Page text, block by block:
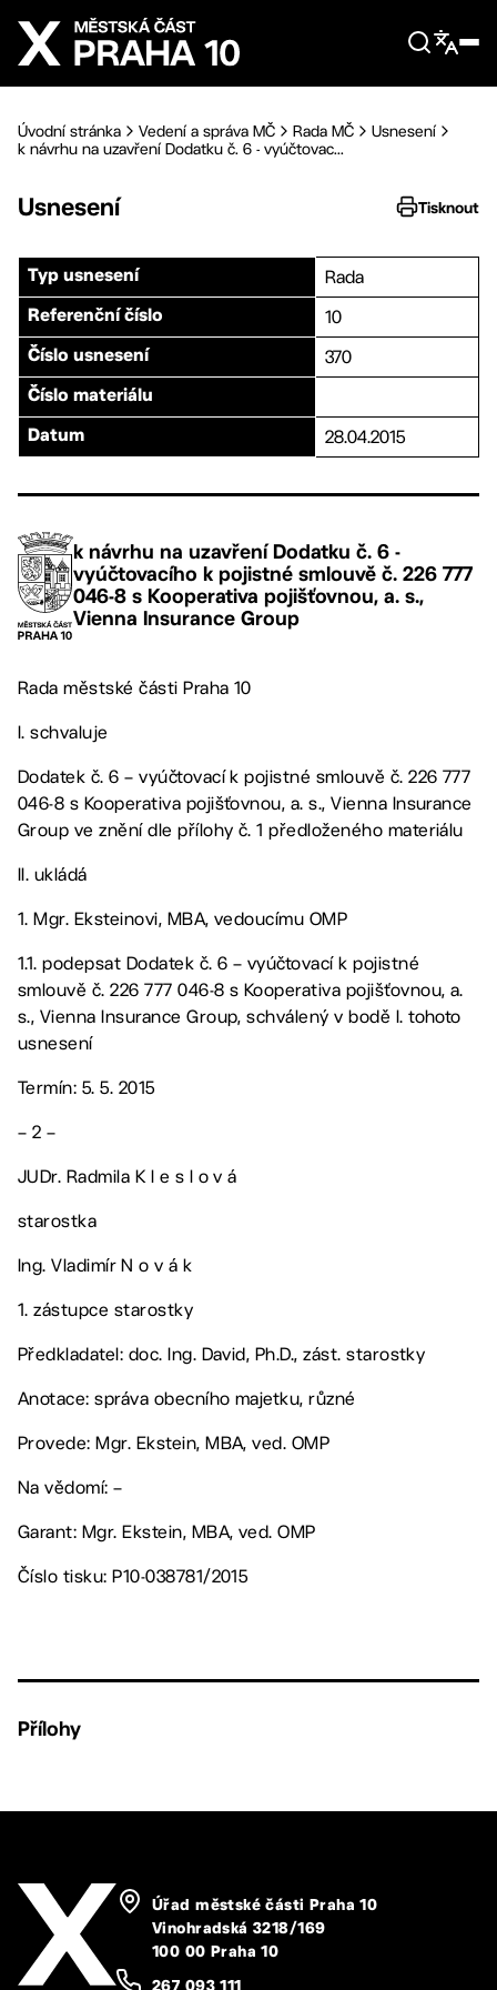
Přejít na hlavní obsah
Úvodní stránka Vedení a správa MČ Rada MČ
Usnesení
k návrhu na uzavření Dodatku č. 6 - vyúčtovac...
Usnesení Tisknout
Typ usnesení Rada
Referenční číslo 10
Číslo usnesení 370
Číslo materiálu
Datum 28.04.2015
k návrhu na uzavření Dodatku č. 6 -
vyúčtovacího k pojistné smlouvě č. 226 777
046-8 s Kooperativa pojišťovnou, a. s.,
Vienna Insurance Group
Rada městské části Praha 10
I. schvaluje
Dodatek č. 6 – vyúčtovací k pojistné smlouvě č. 226 777
046-8 s Kooperativa pojišťovnou, a. s., Vienna Insurance
Group ve znění dle přílohy č. 1 předloženého materiálu
II. ukládá
1. Mgr. Eksteinovi, MBA, vedoucímu OMP
1.1. podepsat Dodatek č. 6 – vyúčtovací k pojistné
smlouvě č. 226 777 046-8 s Kooperativa pojišťovnou, a.
s., Vienna Insurance Group, schválený v bodě I. tohoto
usnesení
Termín: 5. 5. 2015
– 2 –
JUDr. Radmila K l e s l o v á
starostka
Ing. Vladimír N o v á k
1. zástupce starostky
Předkladatel: doc. Ing. David, Ph.D., zást. starostky
Anotace: správa obecního majetku, různé
Provede: Mgr. Ekstein, MBA, ved. OMP
Na vědomí: –
Garant: Mgr. Ekstein, MBA, ved. OMP
Číslo tisku: P10-038781/2015
Přílohy
Úřad městské části Praha 10
Vinohradská 3218/169
100 00 Praha 10